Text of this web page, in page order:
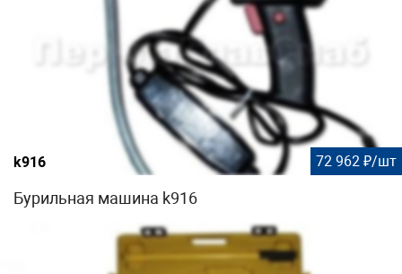
k916 72 962 ₽/шт
Бурильная машина k916